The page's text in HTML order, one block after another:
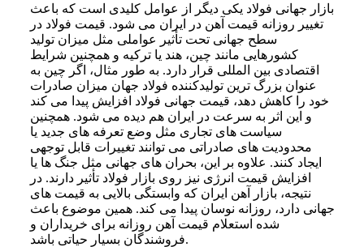
بازار جهانی فولاد یکی دیگر از عوامل کلیدی است که باعث
تغییر روزانه قیمت آهن در ایران می شود. قیمت فولاد در
سطح جهانی تحت تأثیر عواملی مثل میزان تولید
کشورهایی مانند چین، هند یا ترکیه و همچنین شرایط
اقتصادی بین المللی قرار دارد. به طور مثال، اگر چین به
عنوان بزرگ ترین تولیدکننده فولاد جهان میزان صادرات
خود را کاهش دهد، قیمت جهانی فولاد افزایش پیدا می کند
و این اثر به سرعت در ایران هم دیده می شود. همچنین
سیاست های تجاری مثل وضع تعرفه های جدید یا
محدودیت های صادراتی می توانند تغییرات قابل توجهی
ایجاد کنند. علاوه بر این، بحران های جهانی مثل جنگ ها یا
افزایش قیمت انرژی نیز روی بازار فولاد تأثیر دارند. در
نتیجه، بازار آهن ایران که وابستگی بالایی به قیمت های
جهانی دارد، روزانه نوسان پیدا می کند. همین موضوع باعث
شده استعلام قیمت آهن روزانه برای خریداران و
فروشندگان بسیار حیاتی باشد.